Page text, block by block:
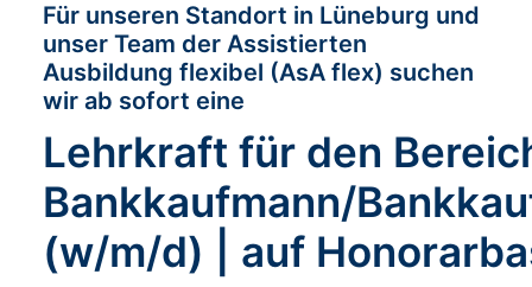
Standorte
Für Unternehmen
BEWERBEN
Für unseren Standort in Lüneburg und
unser Team der Assistierten
Ausbildung flexibel (AsA flex) suchen
wir ab sofort eine
Lehrkraft für den
Bankkaufmann/
(w/m/d) | auf